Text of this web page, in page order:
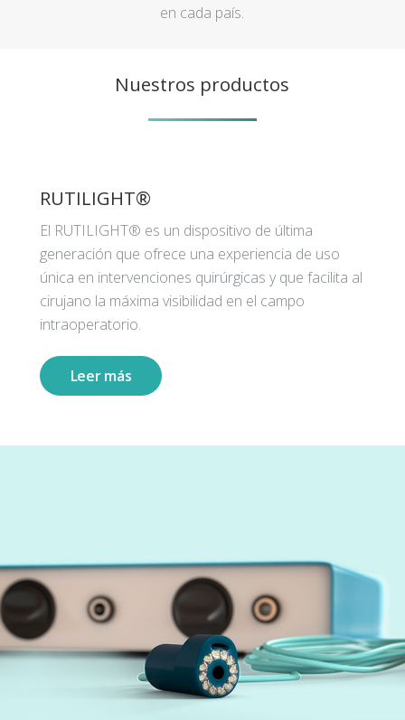
en cada país.
Nuestros productos
RUTILIGHT®
El RUTILIGHT® es un dispositivo de última
generación que ofrece una experiencia de uso
única en intervenciones quirúrgicas y que facilita al
cirujano la máxima visibilidad en el campo
intraoperatorio.
Leer más